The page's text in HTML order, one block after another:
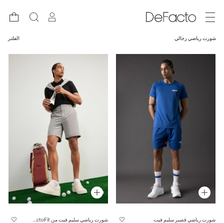
شورت رياضي رجالي الفلتر
شورت رياضي قصير سليم فيت